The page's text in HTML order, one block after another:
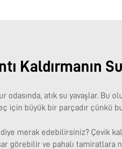
Kaldırmanın
odasında, atık su yavaşlar. Bu
için büyük bir parçadır çünkü
merak edebilirsiniz? Çevik
görebilir ve pahalı tamiratlara